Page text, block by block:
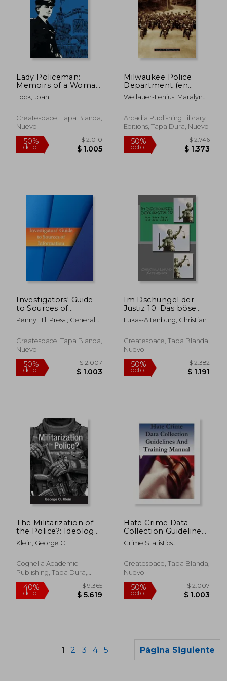
50%
$ 4.064
50%
dcto.
50% 40%
dcto.
dcto. $ 1.722 dcto.
Lady Policeman:
Memoirs of a Woman
PC in the Metroplitan
Police (en Inglés)
Lock, Joan
Createspace, Tapa Blanda,
Nuevo
Milwaukee Police
Department (en
Inglés)
Wellauer-Lenius, Maralyn
Arcadia Publishing Library
Editions, Tapa Dura, Nuevo
Investigators' Guide
to Sources of
Information (en
Inglés)
Penny Hill Press ; General
Createspace, Tapa Blanda,
Nuevo
Im Dschungel der
Justiz 10: Das böse
Spiel mit dem Leben
(en Alemán)
Lukas-Altenburg, Christian
Createspace, Tapa Blanda,
Nuevo
The Militarization of
the Police?: Ideology
Versus Reality (en
Inglés)
Klein, George C.
Cognella Academic
Publishing, Tapa Dura,
Nuevo
Hate Crime Data
Collection Guidelines
And Training Manual
(en Inglés)
Crime Statistics
Hill Press ; Law
Enforcement Support
Section
Createspace, Tapa Blanda,
Nuevo
1 2 3 4 5 Página Siguiente